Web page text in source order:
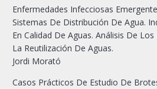
Enfermedades Infecciosas
Sistemas De Distribución De Agua.
En Calidad De Aguas. Análisis De
La Reutilización De Aguas.
Jordi Morató
Casos Prácticos De Estudio De